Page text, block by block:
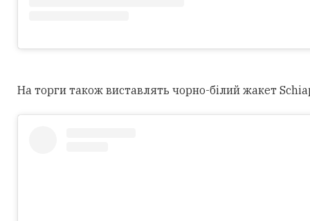
На торги також виставлять чорно-білий жакет